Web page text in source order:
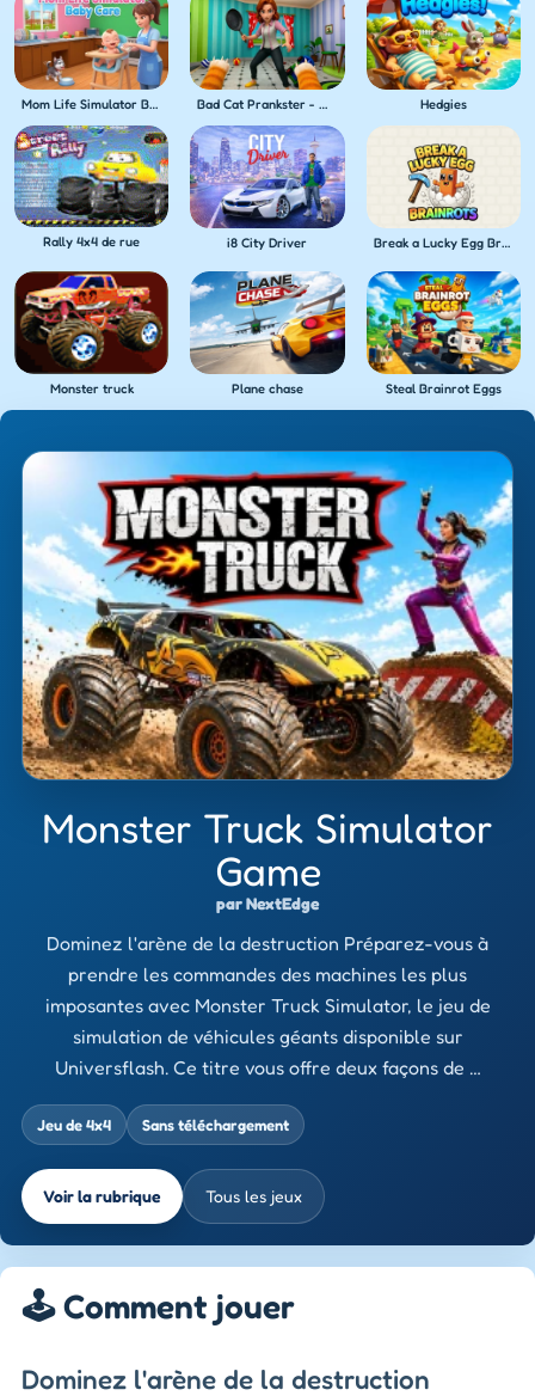
Monster Truck Simulator
Game
par NextEdge
Dominez l'arène de la destruction Préparez-vous à
prendre les commandes des machines les plus
imposantes avec Monster Truck Simulator, le jeu de
simulation de véhicules géants disponible sur
Universflash. Ce titre vous offre deux façons de …
Jeu de 4x4 Sans téléchargement
Voir la rubrique Tous les jeux
🕹️ Comment jouer
Dominez l'arène de la destruction
Mom Life Simulator Baby Care Bad Cat Prankster - Mom's Return Hedgies
Rally 4x4 de rue i8 City Driver Break a Lucky Egg Brainrots
Monster truck Plane chase Steal Brainrot Eggs